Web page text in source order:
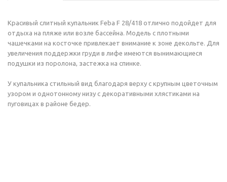
Красивый слитный купальник Feba F 28/418 отлично подойдет для
отдыха на пляже или возле бассейна. Модель с плотными
чашечками на косточке привлекает внимание к зоне декольте. Для
увеличения поддержки груди в лифе имеются вынимающиеся
подушки из поролона, застежка на спинке.
У купальника стильный вид благодаря верху с крупным цветочным
узором и однотонному низу с декоративными хлястиками на
пуговицах в районе бедер.